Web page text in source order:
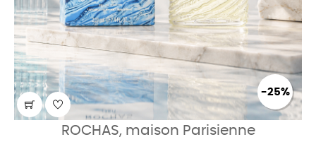
-25%
ROCHAS, maison Parisienne